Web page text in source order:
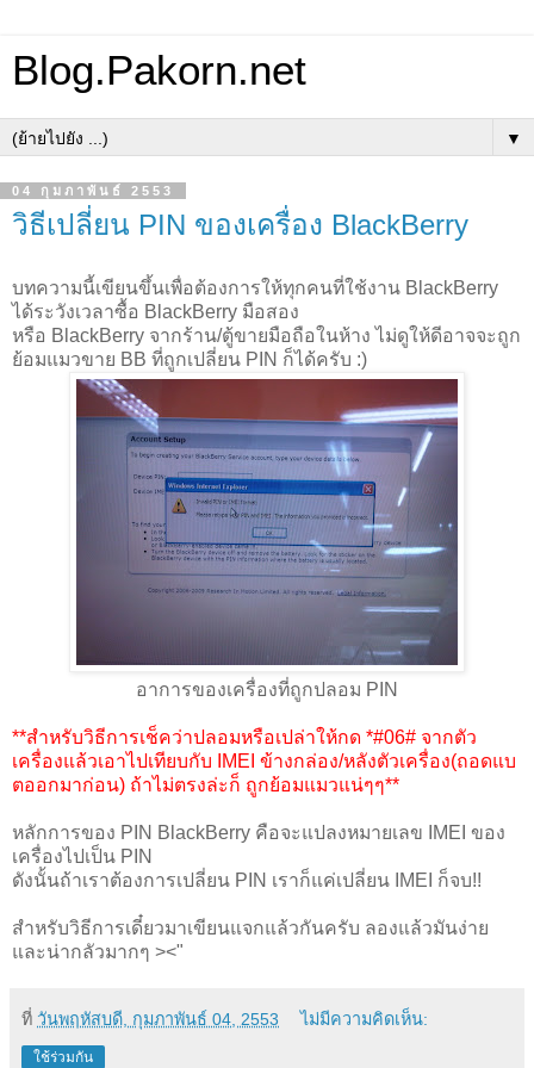
Blog.Pakorn.net
▼
04 กุมภาพันธ์ 2553
วิธีเปลี่ยน PIN ของเครื่อง BlackBerry
บทความนี้เขียนขึ้นเพื่อต้องการให้ทุกคนที่ใช้งาน BlackBerry
ได้ระวังเวลาซื้อ BlackBerry มือสอง
หรือ BlackBerry จากร้าน/ตู้ขายมือถือในห้าง ไม่ดูให้ดีอาจจะถูก
ย้อมแมวขาย BB ที่ถูกเปลี่ยน PIN ก็ได้ครับ :)
อาการของเครื่องที่ถูกปลอม PIN
**สำหรับวิธีการเช็คว่าปลอมหรือเปล่าให้กด *#06# จากตัว
เครื่องแล้วเอาไปเทียบกับ IMEI ข้างกล่อง/หลังตัวเครื่อง(ถอดแบ
ตออกมาก่อน) ถ้าไม่ตรงล่ะก็ ถูกย้อมแมวแน่ๆๆ**
หลักการของ PIN BlackBerry คือจะแปลงหมายเลข IMEI ของ
เครื่องไปเป็น PIN
ดังนั้นถ้าเราต้องการเปลี่ยน PIN เราก็แค่เปลี่ยน IMEI ก็จบ!!
สำหรับวิธีการเดี๋ยวมาเขียนแจกแล้วกันครับ ลองแล้วมันง่าย
และน่ากลัวมากๆ ><"
ที่ วันพฤหัสบดี, กุมภาพันธ์ 04, 2553 ไม่มีความคิดเห็น:
ใช้ร่วมกัน